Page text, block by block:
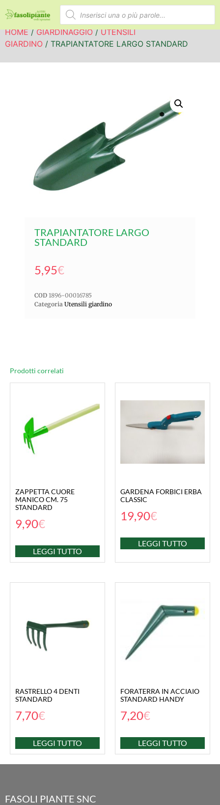
HOME/GIARDINAGGIO/UTENSILI
GIARDINO / TRAPIANTATORE LARGO STANDARD
TRAPIANTATORE LARGO
STANDARD
5,95€
COD 1896-00016785
Categoria Utensili giardino
Prodotti correlati
ZAPPETTA CUORE
MANICO CM. 75
STANDARD
9,90€
LEGGI TUTTO
GARDENA FORBICI ERBA
CLASSIC
19,90€
LEGGI TUTTO
RASTRELLO 4 DENTI
STANDARD
7,70€
LEGGI TUTTO
FORATERRA IN ACCIAIO
STANDARD HANDY
7,20€
LEGGI TUTTO
FASOLI PIANTE SNC